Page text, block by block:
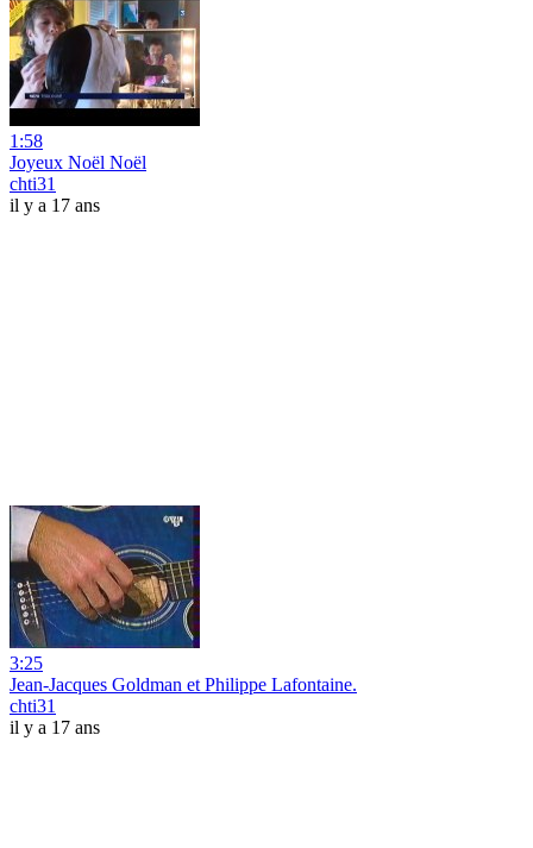
1:58
Joyeux Noël Noël
chti31
il y a 17 ans
3:25
Jean-Jacques Goldman et Philippe Lafontaine.
chti31
il y a 17 ans